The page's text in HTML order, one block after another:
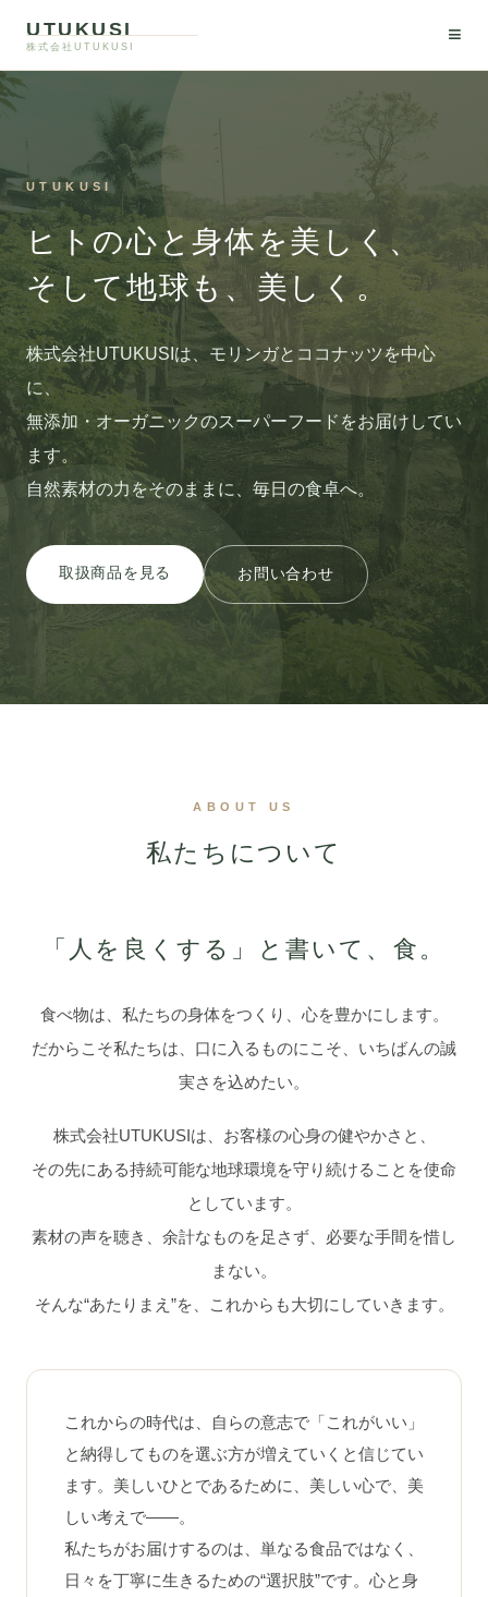
UTUKUSI
株式会社UTUKUSI ≡
モリンガとは
モリンガ卸
飲食店様へ
取扱商品
お問い合わせ
オンラインショップ
UTUKUSI
ヒトの心と身体を美しく、
そして地球も、美しく。
株式会社UTUKUSIは、モリンガとココナッツを中心
に、
無添加・オーガニックのスーパーフードをお届けしてい
ます。
自然素材の力をそのままに、毎日の食卓へ。
取扱商品を見る お問い合わせ
ABOUT US
私たちについて
「人を良くする」と書いて、食。
食べ物は、私たちの身体をつくり、心を豊かにします。
だからこそ私たちは、口に入るものにこそ、いちばんの誠
実さを込めたい。
株式会社UTUKUSIは、お客様の心身の健やかさと、
その先にある持続可能な地球環境を守り続けることを使命
としています。
素材の声を聴き、余計なものを足さず、必要な手間を惜し
まない。
そんな“あたりまえ”を、これからも大切にしていきます。
これからの時代は、自らの意志で「これがいい」
と納得してものを選ぶ方が増えていくと信じてい
ます。美しいひとであるために、美しい心で、美
しい考えで——。
私たちがお届けするのは、単なる食品ではなく、
日々を丁寧に生きるための“選択肢”です。心と身